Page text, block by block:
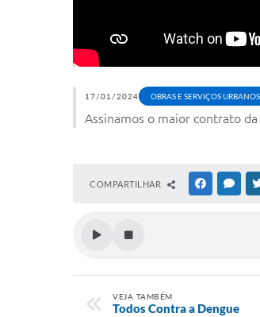
17/01/2024 OBRAS E SERVIÇOS URBANOS
Assinamos o maior contrato
COMPARTILHAR FACEBOOK
VEJA TAMBÉM
Todos Contra a Dengue